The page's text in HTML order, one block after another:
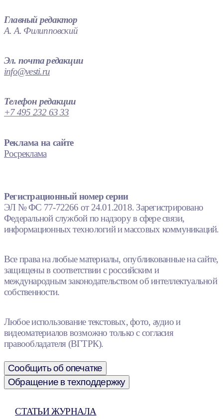
Главный редактор
А. А. Филипповский
Эл. почта редакции
info@vesti.ru
Телефон редакции
+7 495 232 63 33
Реклама на сайте
Росреклама
Регистрационный номер серии
ЭЛ № ФС 77-72266 от 24.01.2018. Зарегистрировано
Федеральной службой по надзору в сфере связи,
информационных технологий и массовых коммуникаций.
Все права на любые материалы, опубликованные на сайте,
защищены в соответствии с российским и
международным законодательством об интеллектуальной
собственности.
Любое использование текстовых, фото, аудио и
видеоматериалов возможно только с согласия
правообладателя (ВГТРК).
Сообщить об опечатке
Обращение в техподдержку
СТАТЬИ ЖУРНАЛА